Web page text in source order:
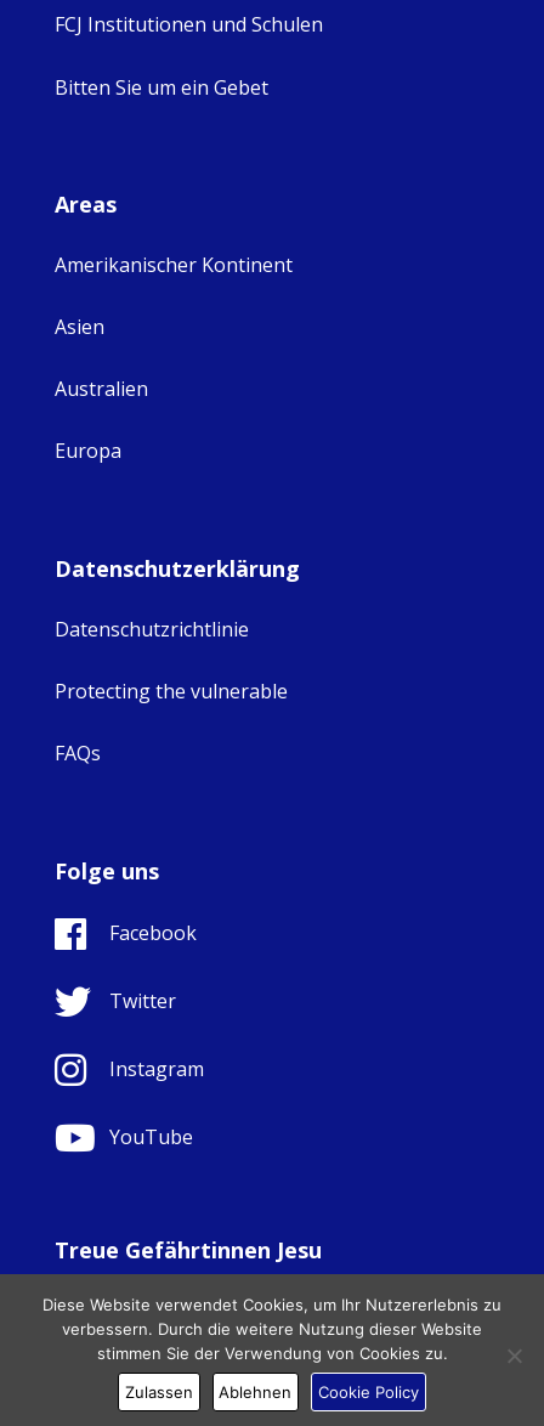
FCJ Institutionen und Schulen
Bitten Sie um ein Gebet
Areas
Amerikanischer Kontinent
Asien
Australien
Europa
Datenschutzerklärung
Datenschutzrichtlinie
Protecting the vulnerable
FAQs
Folge uns
Facebook
Twitter
Instagram
YouTube
Treue Gefährtinnen Jesu
All Rights Reserved. - Website development byTotally|
Charity Web Design
Diese Website verwendet Cookies, um Ihr Nutzererlebnis zu
verbessern. Durch die weitere Nutzung dieser Website
stimmen Sie der Verwendung von Cookies zu.
Zulassen
Ablehnen Cookie Policy